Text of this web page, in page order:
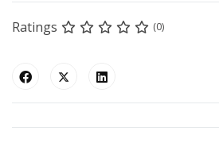
Ratings (0)